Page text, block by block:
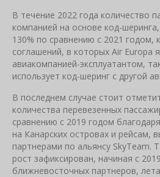
В течение 2022 года количество
компанией на основе код-
130% по сравнению с 2021 годом,
соглашений, в которых Air Europa
авиакомпанией-эксплуатантом,
использует код-шеринг с другой
В последнем случае стоит
количества перевезенных
сравнению с 2019 годом
на Канарских островах и рейсам,
партнерами по альянсу SkyTeam.
рост зафиксирован, начиная с
ближневосточных партнеров,